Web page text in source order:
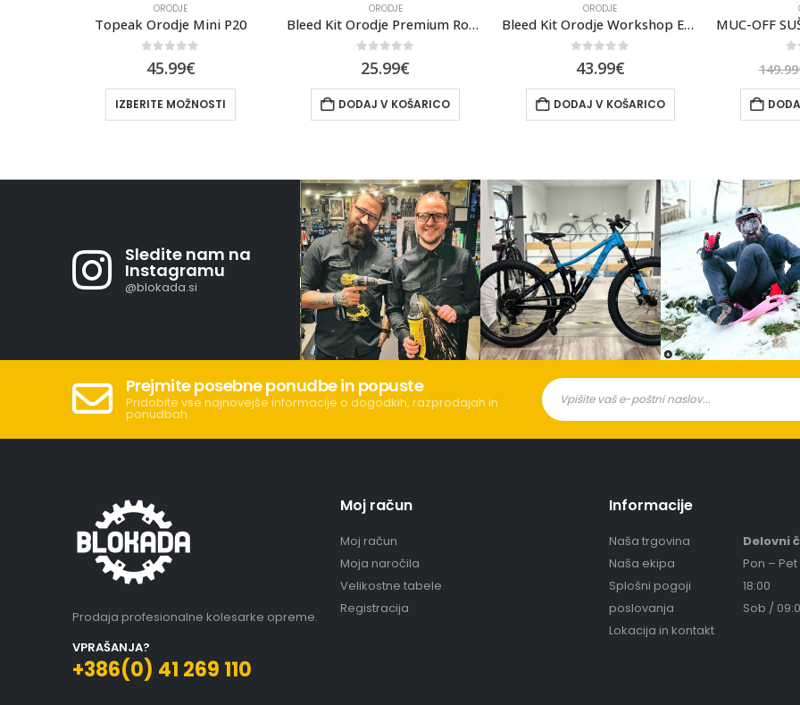
ORODJE
25.99€
DODAJ V KOŠARICO
ORODJE
Bleed Kit Orodje Workshop Edition (Za Shimano)
43.99€
DODAJ V KOŠARICO
ORODJE
MUC-OFF SUŠILEC MINI AIR BLOWER
149.99€ 139.99
DODAJ V KOŠARICO
44.99
Sledite nam na
Instagramu
@blokada.si
Prejmite posebne ponudbe in popuste
Pridobite vse najnovejše informacije o dogodkih, razprodajah in
ponudbah.
Prodaja profesionalne kolesarke opreme.
VPRAŠANJA?
+386(0) 41 269 110
Moj račun
Moj račun
Moja naročila
Velikostne tabele
Registracija
Informacije
Naša trgovina
Naša ekipa
Splošni pogoji
poslovanja
Lokacija in kontakt
Delovni
Pon –
18:00
Sob /